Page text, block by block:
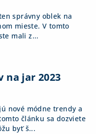
správny oblek na
mieste. V tomto
mali z...
na jar 2023
nové módne trendy a
článku sa dozviete
byť š...